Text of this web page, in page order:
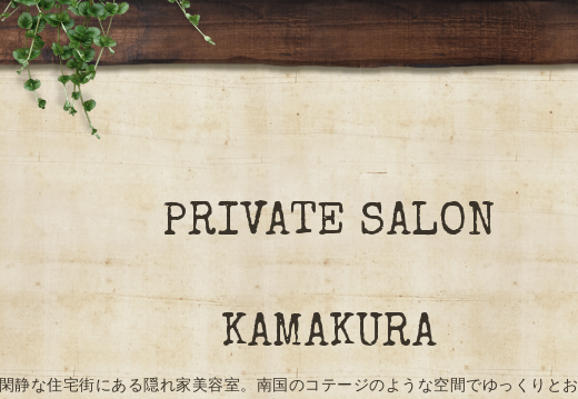
PRIVATE SALON
KAMAKURA
閑静な住宅街にある隠れ家美容室。南国のコテージのような空間でゆっくりと